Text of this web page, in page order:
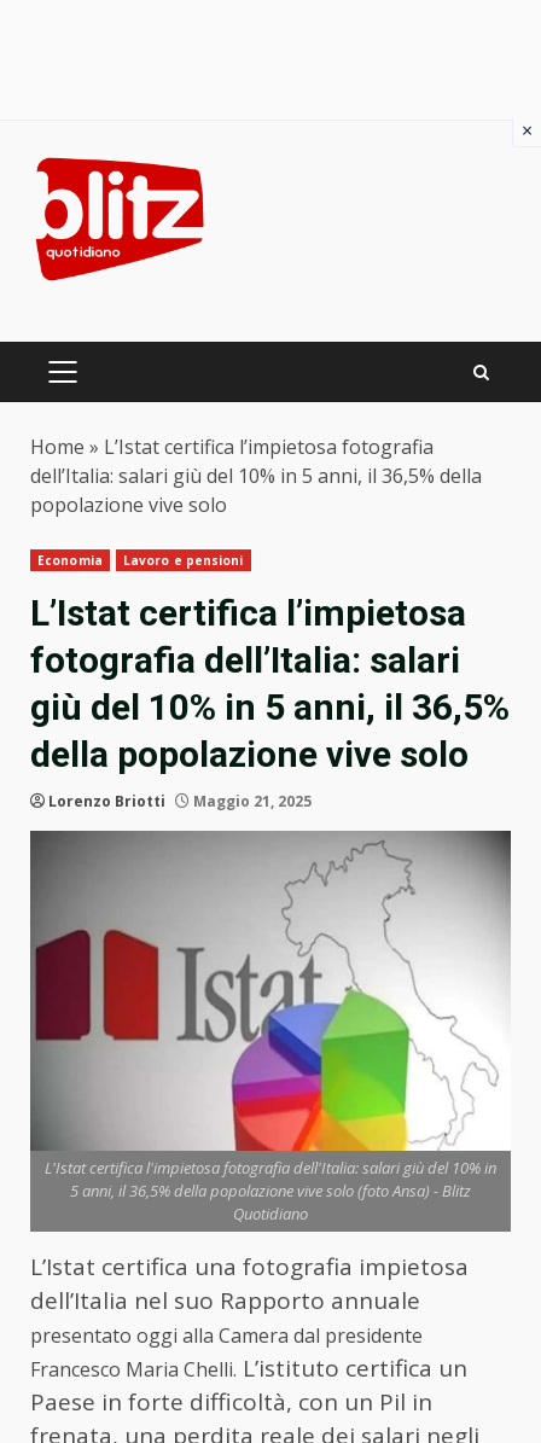
content
PRIMARY
Home » L’Istat certifica l’impietosa fotografia
dell’Italia: salari giù del 10% in 5 anni, il 36,5% della
popolazione vive solo
Economia Lavoro e pensioni
L’Istat certifica l’impietosa
fotografia dell’Italia: salari
giù del 10% in 5 anni, il 36,5%
della popolazione vive solo
Lorenzo Briotti Maggio 21, 2025
L'Istat certifica l'impietosa fotografia dell'Italia: salari giù del 10% in
5 anni, il 36,5% della popolazione vive solo (foto Ansa) - Blitz
Quotidiano
L’Istat certifica una fotografia impietosa
dell’Italia nel suo Rapporto annuale
presentato oggi alla Camera dal presidente
Francesco Maria Chelli. L’istituto certifica un
Paese in forte difficoltà, con un Pil in
frenata, una perdita reale dei salari negli
×